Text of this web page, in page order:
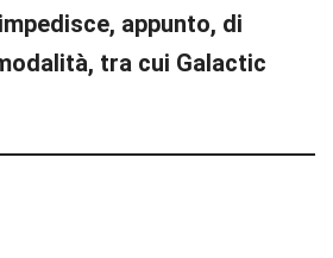
appunto, di
tra cui Galactic